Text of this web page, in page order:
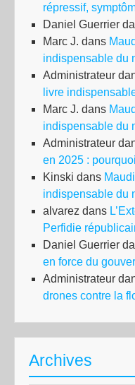
répressif,
Daniel Guerrier
Marc J. dans
indispensable du
Administrateur
livre
Marc J. dans
indispensable du
Administrateur
en 2025 :
Kinski dans
indispensable du
alvarez dans
Perfidie
Daniel Guerrier
en force du
Administrateur
drones contre la
Archives